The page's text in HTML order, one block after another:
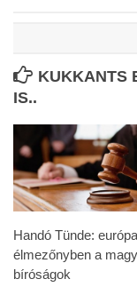
KUKKANTS
IS..
Handó Tünde:
élmezőnyben a
bíróságok